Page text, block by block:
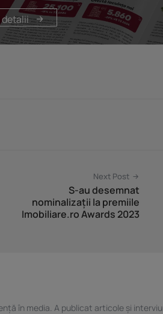
detalii
Next Post
S-au desemnat
nominalizații la premiile
Imobiliare.ro Awards 2023
în media. A publicat articole și